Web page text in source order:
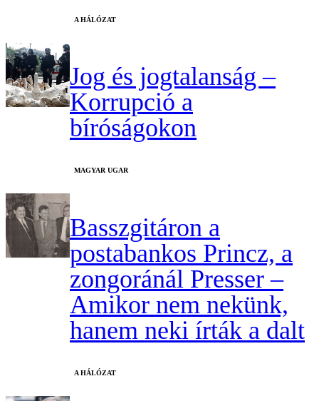
A HÁLÓZAT
Jog és jogtalanság –
Korrupció a
bíróságokon
MAGYAR UGAR
Basszgitáron a
postabankos Princz, a
zongoránál Presser –
Amikor nem nekünk,
hanem neki írták a dalt
A HÁLÓZAT